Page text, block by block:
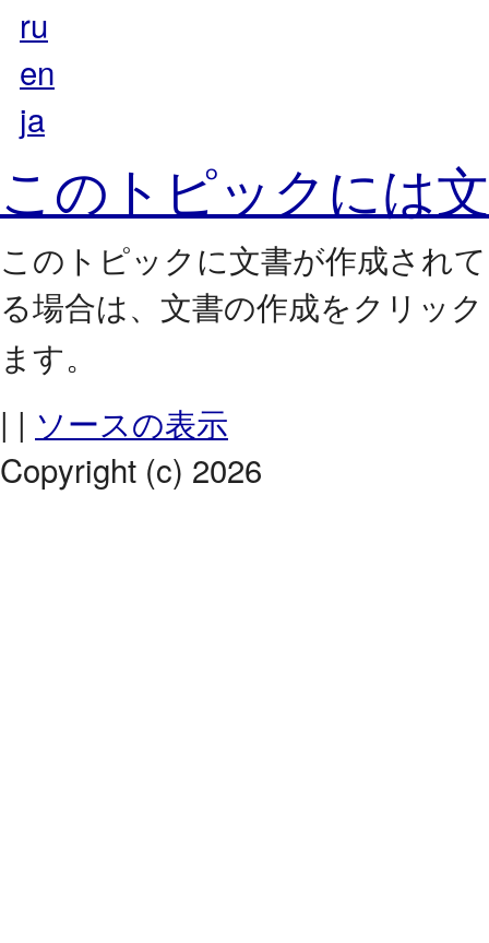
ru
en
ja
このトピックには
このトピックに文書が作成され
る場合は、
文書の作成をクリッ
ます。
| | ソースの表示
Copyright (c) 2026